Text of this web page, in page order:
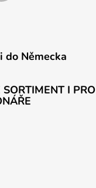
do Německa
SORTIMENT I PRO